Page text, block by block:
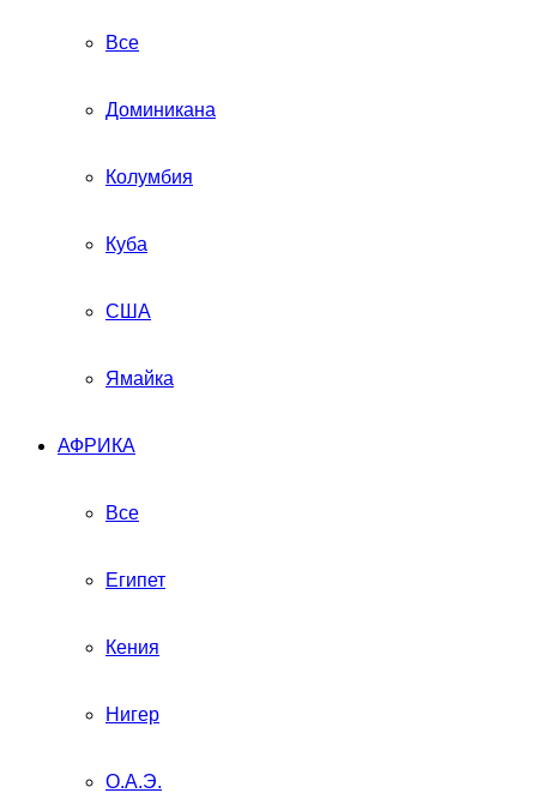
Все
Доминикана
Колумбия
Куба
США
Ямайка
АФРИКА
Все
Египет
Кения
Нигер
О.А.Э.